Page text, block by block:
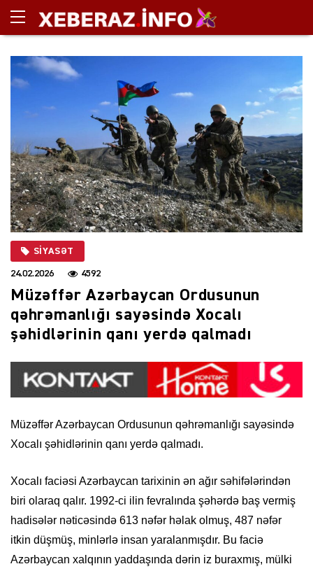
SIYASƏT
24.02.2026 4592
Müzəffər Azərbaycan Ordusunun
qəhrəmanlığı sayəsində Xocalı
şəhidlərinin qanı yerdə qalmadı
Müzəffər Azərbaycan Ordusunun qəhrəmanlığı sayəsində
Xocalı şəhidlərinin qanı yerdə qalmadı.
Xocalı faciəsi Azərbaycan tarixinin ən ağır səhifələrindən
biri olaraq qalır. 1992-ci ilin fevralında şəhərdə baş vermiş
hadisələr nəticəsində 613 nəfər həlak olmuş, 487 nəfər
itkin düşmüş, minlərlə insan yaralanmışdır. Bu faciə
Azərbaycan xalqının yaddaşında dərin iz buraxmış, mülki